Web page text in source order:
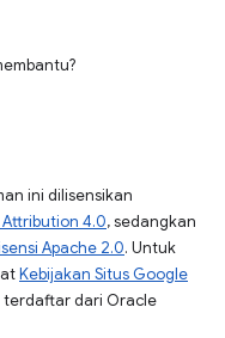
ini dilisensikan
4.0, sedangkan
Apache 2.0. Untuk
Kebijakan Situs Google
terdaftar dari Oracle